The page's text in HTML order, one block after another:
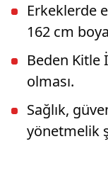
Erkeklerde
162 cm
Beden Kitle
olması.
Sağlık,
yönetmelik